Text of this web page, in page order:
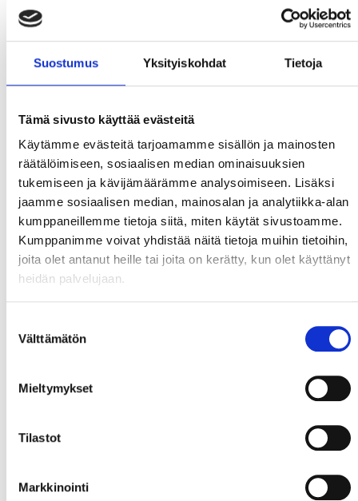
Suostumus Yksityiskohdat Tietoja
Tämä sivusto käyttää evästeitä
Käytämme evästeitä tarjoamamme sisällön ja mainosten
räätälöimiseen, sosiaalisen median ominaisuuksien
tukemiseen ja kävijämäärämme analysoimiseen. Lisäksi
jaamme sosiaalisen median, mainosalan ja analytiikka-alan
kumppaneillemme tietoja siitä, miten käytät sivustoamme.
Kumppanimme voivat yhdistää näitä tietoja muihin tietoihin,
joita olet antanut heille tai joita on kerätty, kun olet käyttänyt
heidän palvelujaan.
valinta
Välttämätön
Mieltymykset
Tilastot
Markkinointi